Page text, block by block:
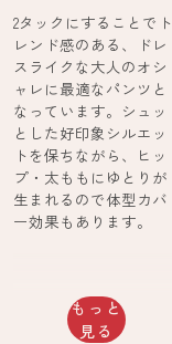
2タックにすることでト
レンド感のある、ドレ
スライクな大人のオシ
ャレに最適なパンツと
なっています。シュッ
とした好印象シルエッ
トを保ちながら、ヒッ
プ・太ももにゆとりが
生まれるので体型カバ
ー効果もあります。
もっと
見る